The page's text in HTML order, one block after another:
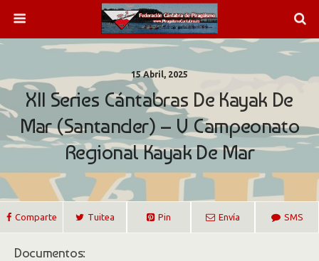
15 Abril, 2025
XII Series Cántabras De Kayak De
Mar (Santander) – V Campeonato
Regional Kayak De Mar
Comparte Tuitea Pin Envía SMS
Documentos: